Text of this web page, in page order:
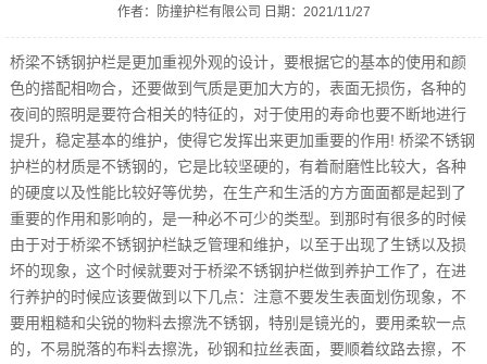
作者：防撞护栏有限公司 日期：2021/11/27
桥梁不锈钢护栏是更加重视外观的设计，要根据它的基本的使用和颜
色的搭配相吻合，还要做到气质是更加大方的，表面无损伤，各种的
夜间的照明是要符合相关的特征的，对于使用的寿命也要不断地进行
提升，稳定基本的维护，使得它发挥出来更加重要的作用! 桥梁不锈钢
护栏的材质是不锈钢的，它是比较坚硬的，有着耐磨性比较大，各种
的硬度以及性能比较好等优势，在生产和生活的方方面面都是起到了
重要的作用和影响的，是一种必不可少的类型。到那时有很多的时候
由于对于桥梁不锈钢护栏缺乏管理和维护，以至于出现了生锈以及损
坏的现象，这个时候就要对于桥梁不锈钢护栏做到养护工作了，在进
行养护的时候应该要做到以下几点：注意不要发生表面划伤现象，不
要用粗糙和尖锐的物料去擦洗不锈钢，特别是镜光的，要用柔软一点
的，不易脱落的布料去擦洗，砂钢和拉丝表面，要顺着纹路去擦，不